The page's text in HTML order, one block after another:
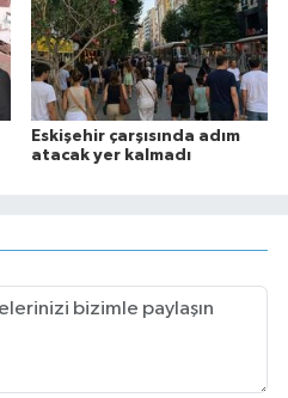
Eskişehir çarşısında adım
atacak yer kalmadı